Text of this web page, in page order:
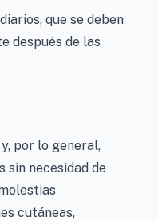
que se deben
después de las
por lo general,
sin necesidad de
cutáneas,